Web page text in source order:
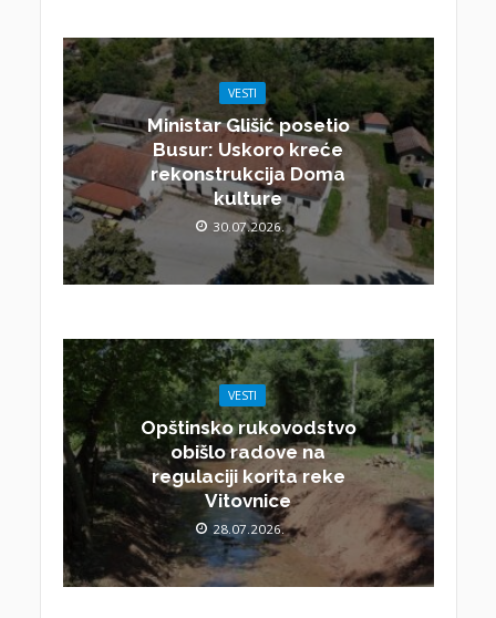
VESTI
Ministar Glišić posetio
Busur: Uskoro kreće
rekonstrukcija Doma
kulture
30.07.2026.
VESTI
Opštinsko rukovodstvo
obišlo radove na
regulaciji korita reke
Vitovnice
28.07.2026.